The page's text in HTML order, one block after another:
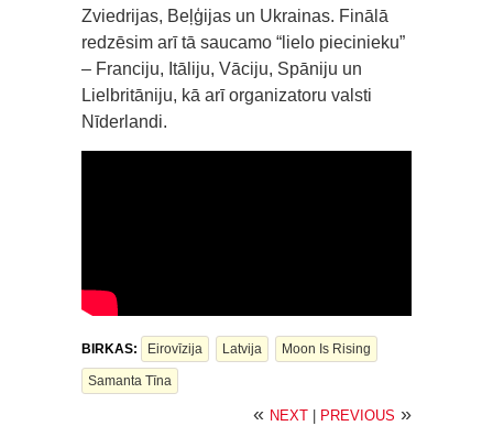
Zviedrijas, Beļģijas un Ukrainas. Finālā
redzēsim arī tā saucamo “lielo piecinieku”
– Franciju, Itāliju, Vāciju, Spāniju un
Lielbritāniju, kā arī organizatoru valsti
Nīderlandi.
BIRKAS: Eirovīzija Latvija Moon Is Rising
Samanta Tīna
« NEXT PREVIOUS »